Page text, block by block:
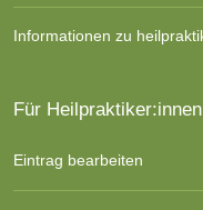
Informationen zu
Für Heilpraktiker:innen
Eintrag bearbeiten